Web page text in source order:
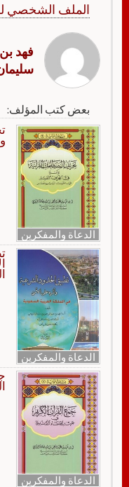
الملف الشخصي
فهد
بعض كتب المؤلف:
الدعاة والمفكرين
الدعاة والمفكرين
الدعاة والمفكرين